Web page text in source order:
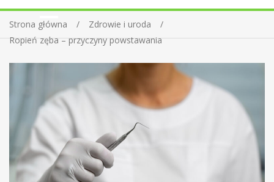
Strona główna
Zdrowie i uroda
Ropień zęba – przyczyny powstawania